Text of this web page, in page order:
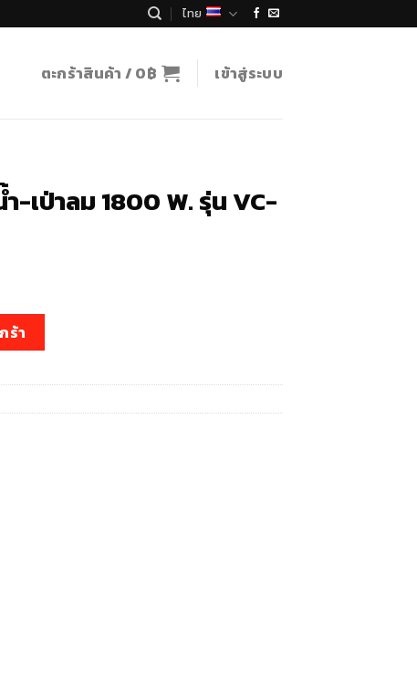
ไทย
ตะกร้าสินค้า / 0฿ เข้าสู่ระบบ
เป่าลม 1800 W. รุ่น VC-
฿.
1800 W. รุ่น VC-910X ชิ้น
ร้า